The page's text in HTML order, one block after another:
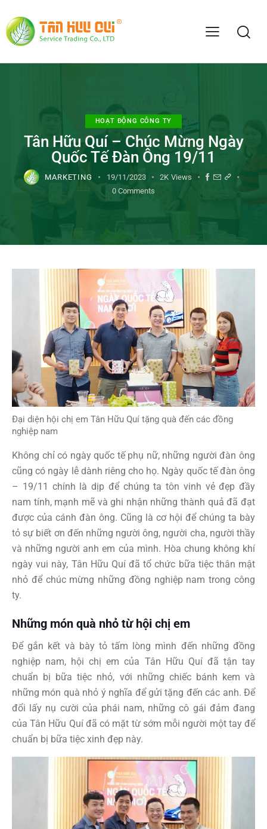
HOẠT ĐỘNG CÔNG TY
Tân Hữu Quí – Chúc Mừng Ngày
Quốc Tế Đàn Ông 19/11
MARKETING 19/11/2023 2K Views
0 Comments
Đại diện hội chị em Tân Hữu Quí tặng quà đến các đồng
nghiệp nam
Không chỉ có ngày quốc tế phụ nữ, những người đàn ông
cũng có ngày lễ dành riêng cho họ. Ngày quốc tế đàn ông
– 19/11 chính là dịp để chúng ta tôn vinh vẻ đẹp đầy
nam tính, mạnh mẽ và ghi nhận những thành quả đã đạt
được của cánh đàn ông. Cũng là cơ hội để chúng ta bày
tỏ sự biết ơn đến những người ông, người cha, người thầy
và những người anh em của mình. Hòa chung không khí
ngày vui này, Tân Hữu Quí đã tổ chức bữa tiệc thân mật
nhỏ để chúc mừng những đồng nghiệp nam trong công
ty.
Những món quà nhỏ từ hội chị em
Để gắn kết và bày tỏ tấm lòng mình đến những đồng
nghiệp nam, hội chị em của Tân Hữu Quí đã tận tay
chuẩn bị bữa tiệc nhỏ, với những chiếc bánh kem và
những món quà nhỏ ý nghĩa để gửi tặng đến các anh. Để
đổi lấy nụ cười của phái nam, những cô gái đảm đang
của Tân Hữu Quí đã có mặt từ sớm mỗi người một tay để
chuẩn bị bữa tiệc xinh đẹp này.